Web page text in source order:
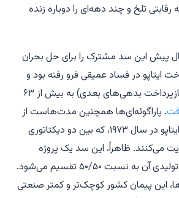
تلخ و چند دهه‌ای را دوباره زنده
و پاراگوئه ۵۰ سال پیش این سد مشترک را برای حل بحران
ایتاپو در فساد عمیقی فرو رفته بود و
هزینه نهایی (شامل بازپرداخت بدهی‌های بعدی) به بیش از ۶۳
. پاراگوئه‌ای‌ها همچنین مدت‌هاست از
ناعادلانه بودن پیمان ایتاپو در سال ۱۹۷۳، که بین دو دیکتاتوری
می‌کنند. ظاهراً، این سد یک پروژه
مشترک است و انرژی تولیدی آن به نسبت ۵۰/۵۰ تقسیم می‌شود.
این پیمان کشور کوچک‌تر و کمتر صنعتی